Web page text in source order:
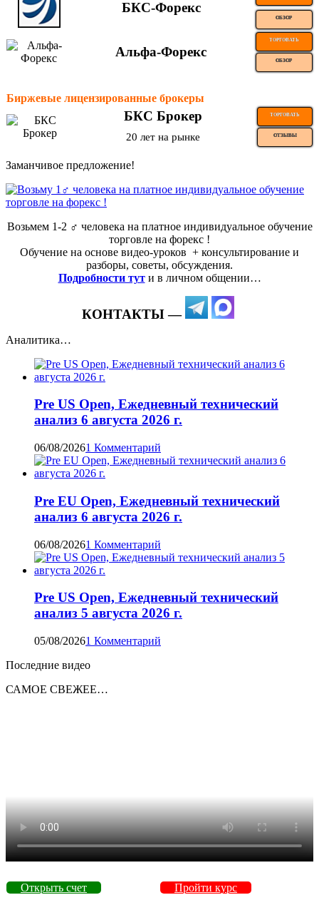
БКС-Форекс
ОБЗОР
Альфа-Форекс
ТОРГОВАТЬ
ОБЗОР
Биржевые лицензированные брокеры
БКС Брокер ТОРГОВАТЬ
20 лет на рынке ОТЗЫВЫ
Заманчивое предложение!
Возьмем 1-2 ‍♂️ человека на платное индивидуальное обучение
торговле на форекс !
Обучение на основе видео-уроков ️ + консультирование и
разборы, советы, обсуждения.
Подробности тут и в личном общении…
КОНТАКТЫ —
Аналитика…
Pre US Open, Ежедневный технический
анализ 6 августа 2026 г.
06/08/20261 Комментарий
Pre EU Open, Ежедневный технический
анализ 6 августа 2026 г.
06/08/20261 Комментарий
Pre US Open, Ежедневный технический
анализ 5 августа 2026 г.
05/08/20261 Комментарий
Последние видео
САМОЕ СВЕЖЕЕ…
Открыть счет Пройти курс